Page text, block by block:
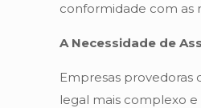
conformidade com as
A Necessidade de
Empresas provedoras
legal mais complexo